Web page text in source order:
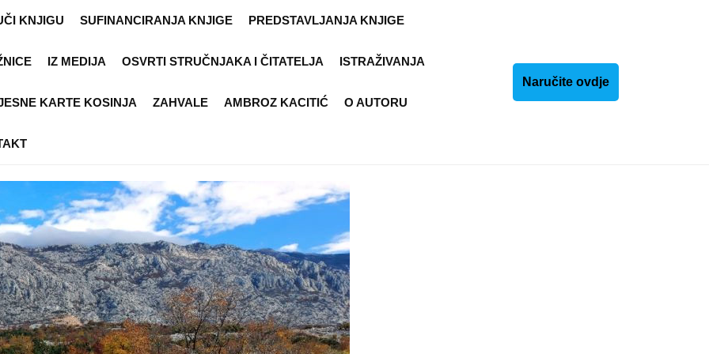
KNJIGU SUFINANCIRANJA KNJIGE PREDSTAVLJANJA KNJIGE
IZ MEDIJA OSVRTI STRUČNJAKA I ČITATELJA ISTRAŽIVANJA
KARTE KOSINJA ZAHVALE AMBROZ KACITIĆ O AUTORU
Naručite ovdjeNaručite
ovdje